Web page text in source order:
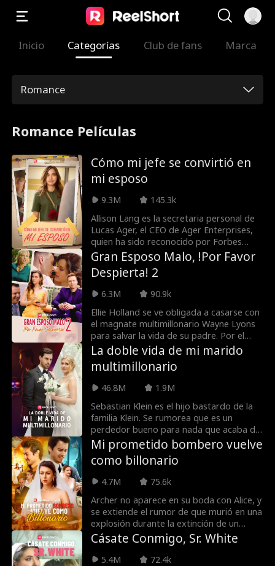
Inicio Categorías Club de fans Marca
Romance
Romance Películas
Cómo mi jefe se convirtió en
mi esposo
9.3M
145.3k
Allison Lang es la secretaria personal de
Lucas Ager, el CEO de Ager Enterprises,
quien ha sido reconocido por Forbes
como uno de los 30 menores de 30 años
más exitosos. Para alejar a su exnovio
Kyle, Allison le envía un mensaje de texto
diciéndole que ahora está saliendo con
Lucas Ager. Pero, ¿qué sucede cuando un
giro del destino hace que todo el
personal de la empresa vea su mensaje?
¿Será despedida Allison por Lucas Ager...
o secretos de su pasado saldrán a la luz?
Gran Esposo Malo, !Por Favor
Despierta! 2
6.3M
90.9k
Ellie Holland se ve obligada a casarse con
el magnate multimillonario Wayne Lyons
para salvar la vida de su padre. Por el
elevado precio de cinco millones de
dólares, Ellie se vendió a sí misma a la
familia Lyons con la promesa de darles un
heredero. Pero hay un pequeño
problema... ¡Wayne Lyons está en coma!
La doble vida de mi marido
multimillonario
46.8M
1.9M
Sebastian Klein es el hijo bastardo de la
familia Klein. Se rumorea que es un
perdedor bueno para nada que acaba de
salir de prisión. Ninguna chica en su sano
juicio se casaría con él, hasta que lo hace
Natalie Quinn. Lo que no sabe es que en
realidad se casó con un multimillonario
secreto. ¿Qué pasará cuando descubra la
verdad? La mejor pregunta es... ¿por qué
Sebastian Klein oculta su identidad en
primer lugar?
Mi prometido bombero vuelve
como billonario
4.7M
75.6k
Archer no aparece en su boda con Alice, y
se extiende el rumor de que murió en una
explosión durante la extinción de un
incendio. Los codiciosos papás de Alice
intentan casarla con Philip, un
pretendiente ruin. En la nueva boda, Alice
Cásate Conmigo, Sr. White
5.4M
72.4k